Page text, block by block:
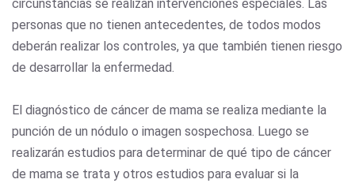
circunstancias se realizan intervenciones especiales. Las
personas que no tienen antecedentes, de todos modos
deberán realizar los controles, ya que también tienen riesgo
de desarrollar la enfermedad.
El diagnóstico de cáncer de mama se realiza mediante la
punción de un nódulo o imagen sospechosa. Luego se
realizarán estudios para determinar de qué tipo de cáncer
de mama se trata y otros estudios para evaluar si la